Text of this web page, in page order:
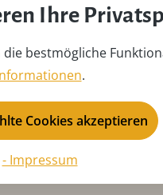
Serie:
USP:
Ihre
bestmögliche
.
Cookies akzeptieren
- Impressum